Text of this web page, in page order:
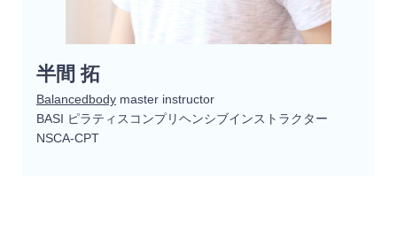
半間 拓
Balancedbody master instructor
BASI ピラティスコンプリヘンシブインストラクター
NSCA-CPT